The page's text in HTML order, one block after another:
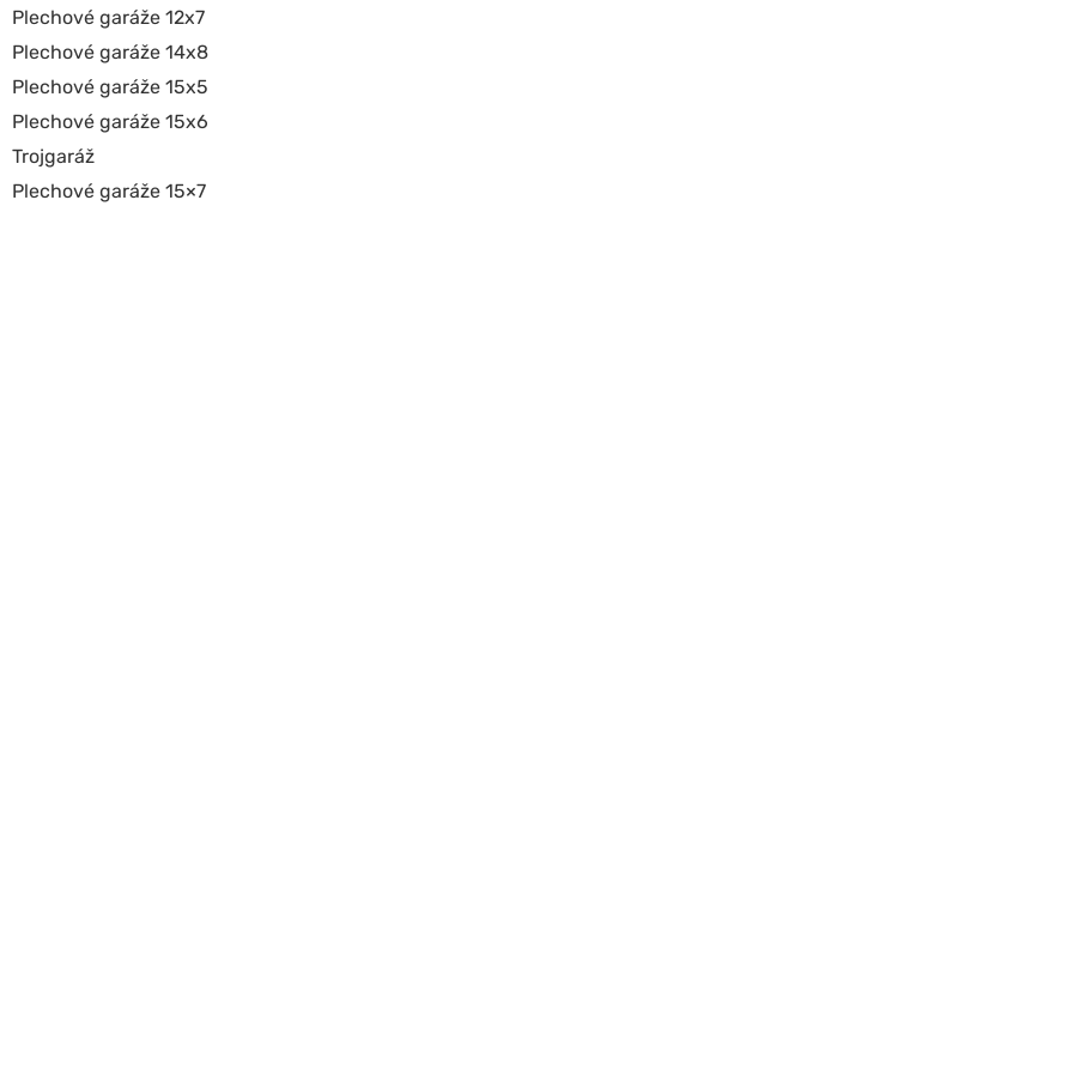
Plechové garáže 12x7
Plechové garáže 14x8
Plechové garáže 15x5
Plechové garáže 15x6
Trojgaráž
Plechové garáže 15×7